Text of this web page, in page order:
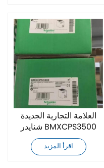
العلامة التجارية الجديدة
شنايدر BMXCPS3500
مزود الطاقة
اقرأ المزيد